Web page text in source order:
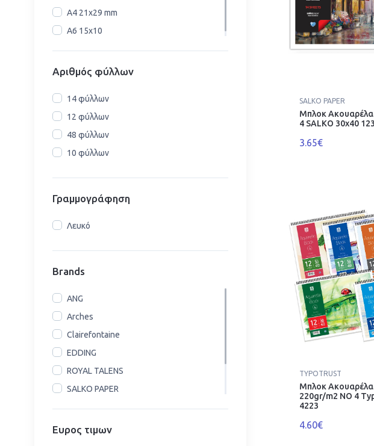
A4 21x29 mm
Α6 15x10
Αριθμός φύλλων
14 φύλλων
12 φύλλων
48 φύλλων
10 φύλλων
Γραμμογράφηση
Λευκό
Brands
ANG
Arches
Clairefontaine
EDDING
ROYAL TALENS
SALKO PAPER
SKAG
Ευρος τιμων
SALKO PAPER
Μπλοκ
4 SALKO 30x40
3.65€
TYPOTRUST
Μπλοκ
220gr/m2 ΝΟ 4
4223
4.60€